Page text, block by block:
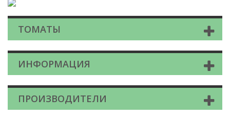
ТОМАТЫ
ИНФОРМАЦИЯ
ПРОИЗВОДИТЕЛИ